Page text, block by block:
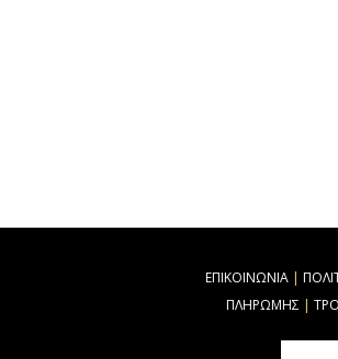
ΕΠΙΚΟΙΝΩΝΙΑ |
ΠΛΗΡΩΜΗΣ |